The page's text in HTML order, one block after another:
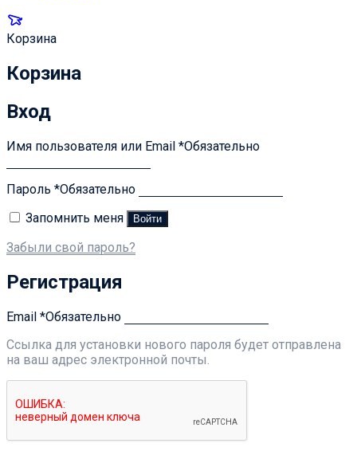
Корзина
Корзина
Вход
Имя пользователя или Email *Обязательно
Пароль *Обязательно
Запомнить меня
Войти
Забыли свой пароль?
Регистрация
Email *Обязательно
Ссылка для установки нового пароля будет отправлена ​​
на ваш адрес электронной почты.